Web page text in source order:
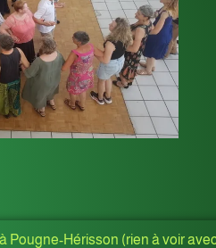
Pougne-Hérisson (rien à voir